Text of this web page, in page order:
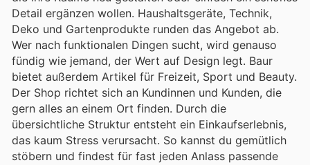
Detail ergänzen wollen. Haushaltsgeräte, Technik,
Deko und Gartenprodukte runden das Angebot ab.
Wer nach funktionalen Dingen sucht, wird genauso
fündig wie jemand, der Wert auf Design legt. Baur
bietet außerdem Artikel für Freizeit, Sport und Beauty.
Der Shop richtet sich an Kundinnen und Kunden, die
gern alles an einem Ort finden. Durch die
übersichtliche Struktur entsteht ein Einkaufserlebnis,
das kaum Stress verursacht. So kannst du gemütlich
stöbern und findest für fast jeden Anlass passende